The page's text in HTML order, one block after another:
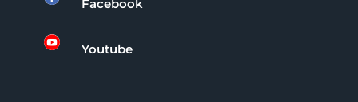
Facebook
 Youtube